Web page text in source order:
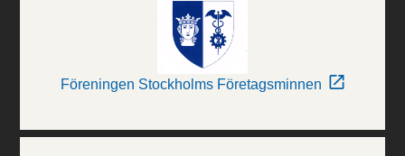
Föreningen Stockholms Företagsminnen